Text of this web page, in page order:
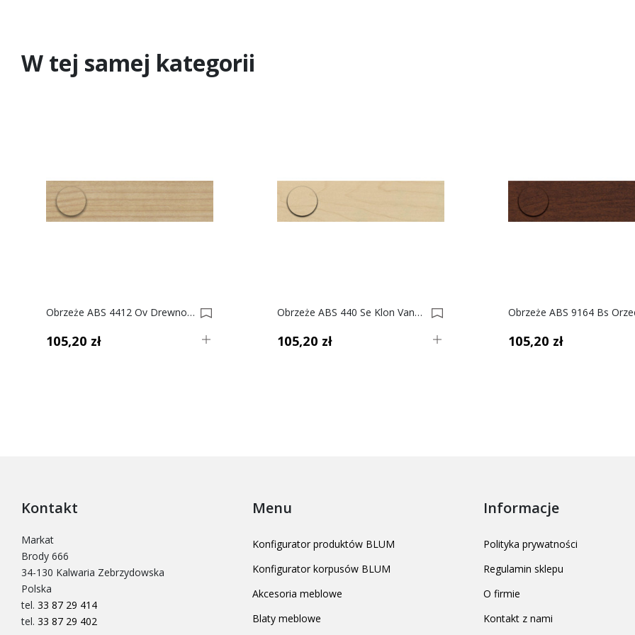
W tej samej kategorii
Obrzeże ABS 4412 Ov Drewno Lipowe Kremowe Do Płyty SWISS KRONO 0017204-0017207
105,20 zł
Obrzeże ABS 440 Se Klon Vancouver Jasny Do Płyty SWISS KRONO 0004130-0004237
105,20 zł 105,20 zł
Kontakt
Markat
Brody 666
34-130 Kalwaria Zebrzydowska
Polska
tel. 33 87 29 414
tel. 33 87 29 402
Menu
Konfigurator produktów BLUM
Konfigurator korpusów BLUM
Akcesoria meblowe
Blaty meblowe
Informacje
Polityka prywatności
Regulamin sklepu
O firmie
Kontakt z nami